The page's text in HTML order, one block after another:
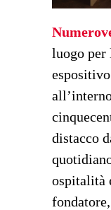
luogo per
distacco
ospitalità